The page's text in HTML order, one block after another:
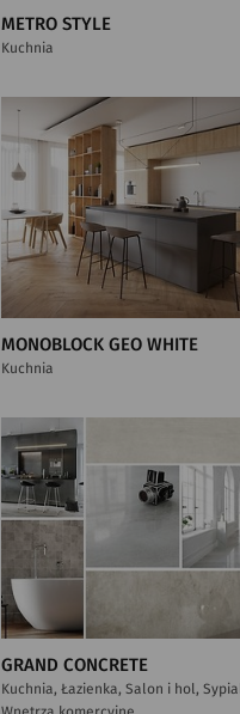
METRO STYLE
Kuchnia
MONOBLOCK GEO WHITE
Kuchnia
GRAND CONCRETE
Kuchnia, Łazienka, Salon i hol,